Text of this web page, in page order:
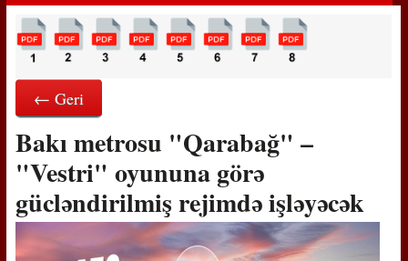
← Geri
Bakı metrosu "Qarabağ" –
"Vestri" oyununa görə
gücləndirilmiş rejimdə işləyəcək